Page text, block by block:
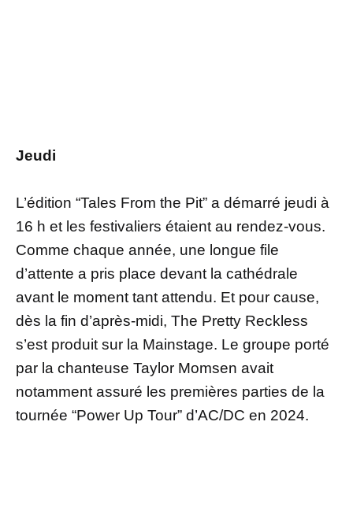
Jeudi
L’édition “Tales From the Pit” a démarré jeudi à
16 h et les festivaliers étaient au rendez-vous.
Comme chaque année, une longue file
d’attente a pris place devant la cathédrale
avant le moment tant attendu. Et pour cause,
dès la fin d’après-midi, The Pretty Reckless
s’est produit sur la Mainstage. Le groupe porté
par la chanteuse Taylor Momsen avait
notamment assuré les premières parties de la
tournée “Power Up Tour” d’AC/DC en 2024.